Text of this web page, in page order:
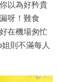
以為好矜貴
呀！難食
在機場匆忙
則不滿每人